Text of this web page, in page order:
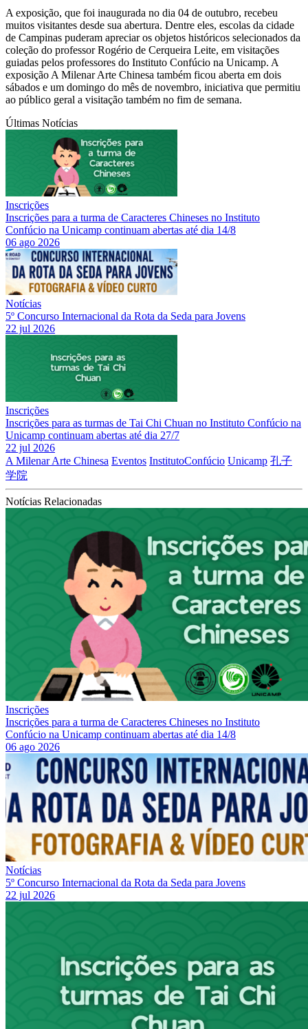
A exposição, que foi inaugurada no dia 04 de outubro, recebeu
muitos visitantes desde sua abertura. Dentre eles, escolas da cidade
de Campinas puderam apreciar os objetos históricos selecionados da
coleção do professor Rogério de Cerqueira Leite, em visitações
guiadas pelos professores do Instituto Confúcio na Unicamp. A
exposição A Milenar Arte Chinesa também ficou aberta em dois
sábados e um domingo do mês de novembro, iniciativa que permitiu
ao público geral a visitação também no fim de semana.
Últimas Notícias
Inscrições
Inscrições para a turma de Caracteres Chineses no Instituto
Confúcio na Unicamp continuam abertas até dia 14/8
06 ago 2026
Notícias
5º Concurso Internacional da Rota da Seda para Jovens
22 jul 2026
Inscrições
Inscrições para as turmas de Tai Chi Chuan no Instituto Confúcio na
Unicamp continuam abertas até dia 27/7
22 jul 2026
A Milenar Arte Chinesa Eventos InstitutoConfúcio Unicamp 孔子
学院
Notícias Relacionadas
Inscrições
Inscrições para a turma de Caracteres Chineses no Instituto
Confúcio na Unicamp continuam abertas até dia 14/8
06 ago 2026
Notícias
5º Concurso Internacional da Rota da Seda para Jovens
22 jul 2026